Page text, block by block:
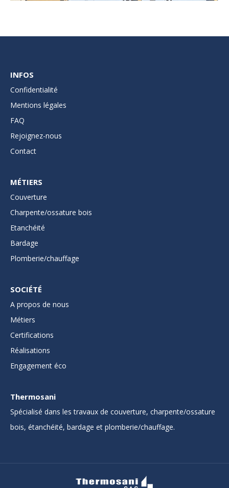
INFOS
Confidentialité
Mentions légales
FAQ
Rejoignez-nous
Contact
MÉTIERS
Couverture
Charpente/ossature bois
Etanchéité
Bardage
Plomberie/chauffage
SOCIÉTÉ
A propos de nous
Métiers
Certifications
Réalisations
Engagement éco
Thermosani
Spécialisé dans les travaux de couverture, charpente/ossature
bois, étanchéité, bardage et plomberie/chauffage.